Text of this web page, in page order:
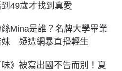
49歲才找到真愛
Mina是誰？名牌大學畢業
妹 疑遭網暴直播輕生
》被寫出國不告而別！夏